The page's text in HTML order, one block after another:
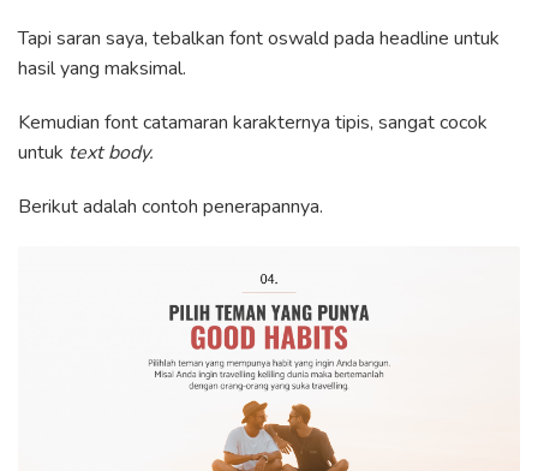
Tapi saran saya, tebalkan font oswald pada headline untuk
hasil yang maksimal.
Kemudian font catamaran karakternya tipis, sangat cocok
untuk text body.
Berikut adalah contoh penerapannya.